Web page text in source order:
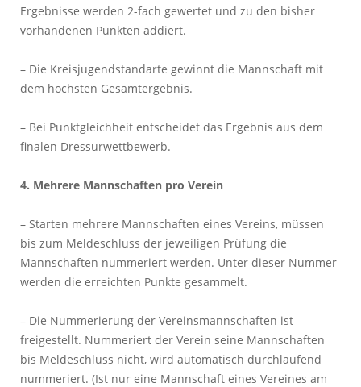
Ergebnisse werden 2-fach gewertet und zu den bisher
vorhandenen Punkten addiert.
– Die Kreisjugendstandarte gewinnt die Mannschaft mit
dem höchsten Gesamtergebnis.
– Bei Punktgleichheit entscheidet das Ergebnis aus dem
finalen Dressurwettbewerb.
4. Mehrere Mannschaften pro Verein
– Starten mehrere Mannschaften eines Vereins, müssen
bis zum Meldeschluss der jeweiligen Prüfung die
Mannschaften nummeriert werden. Unter dieser Nummer
werden die erreichten Punkte gesammelt.
– Die Nummerierung der Vereinsmannschaften ist
freigestellt. Nummeriert der Verein seine Mannschaften
bis Meldeschluss nicht, wird automatisch durchlaufend
nummeriert. (Ist nur eine Mannschaft eines Vereines am